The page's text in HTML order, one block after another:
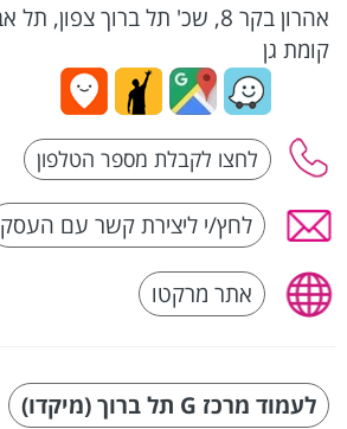
אהרון בקר 8, שכ' תל ברוך צפון, תל אביב
קומת גן
לחץ/י ליצירת קשר עם העסק
אתר מרקטו
לעמוד מרכז G תל ברוך (מיקדו)